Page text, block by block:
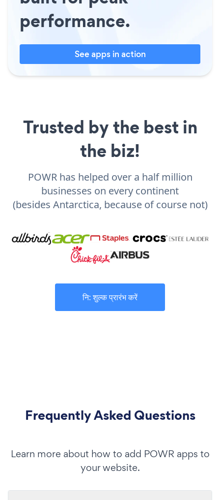
performance.
See apps in action
Trusted by the best in
the biz!
POWR has helped over a half million
businesses on every continent
(besides Antarctica, because of course not)
नि: शुल्क प्रारंभ करें
Frequently Asked Questions
Learn more about how to add POWR apps to
your website.